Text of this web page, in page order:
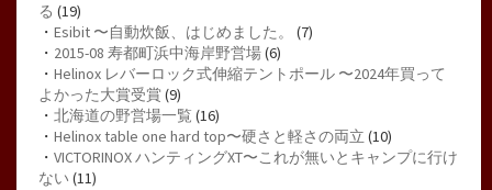
る (19)
・ Esibit 〜自動炊飯、はじめました。
(7)
・ 2015-08 寿都町浜中海岸野営場(6)
・ Helinox レバーロック式伸縮テントポール 〜2024年買って
よかった大賞受賞(9)
・ 北海道の野営場一覧 (16)
・ Helinox table one hard top〜硬さと軽さの両立 (10)
・ VICTORINOX ハンティングXT〜これが無いとキャンプに行け
ない (11)